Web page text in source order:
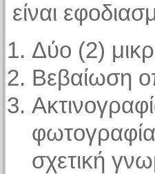
είναι
Δύο (2)
Βεβαίωση
σχετική